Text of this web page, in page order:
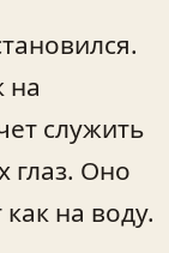
на
служить
глаз. Оно
на воду.